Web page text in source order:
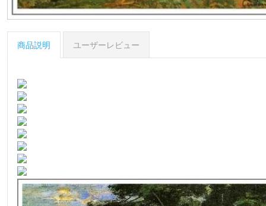
商品説明 ユーザーレビュー